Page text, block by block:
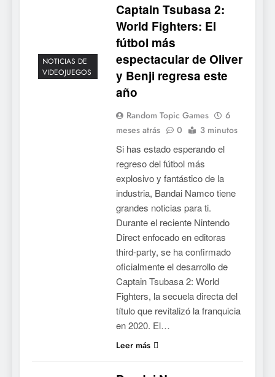
NOTICIAS DE
VIDEOJUEGOS
Captain Tsubasa 2:
World Fighters: El
fútbol más
espectacular de Oliver
y Benji regresa este
año
Random Topic Games
6
meses atrás
0 3 minutos
Si has estado esperando el
regreso del fútbol más
explosivo y fantástico de la
industria, Bandai Namco tiene
grandes noticias para ti.
Durante el reciente Nintendo
Direct enfocado en editoras
third-party, se ha confirmado
oficialmente el desarrollo de
Captain Tsubasa 2: World
Fighters, la secuela directa del
título que revitalizó la franquicia
en 2020. El…
Leer más